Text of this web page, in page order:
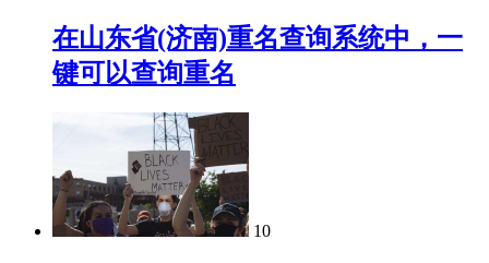
在山东省(济南)重名查询系统中，一
键可以查询重名
10